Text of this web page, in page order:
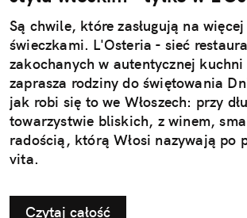
Są chwile, które zasługują na
świeczkami. L'Osteria - sieć
zakochanych w autentycznej kuchni
zaprasza rodziny do świętowania
jak robi się to we Włoszech: przy
towarzystwie bliskich, z winem,
radością, którą Włosi nazywają po
vita.
Czytaj całość